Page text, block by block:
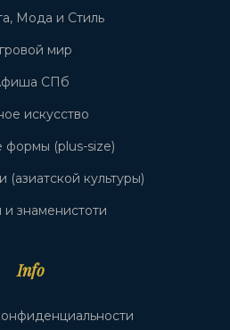
Мода и Стиль
мир
СПб
искусство
(plus-size)
(азиатской культуры)
и знаменистоти
Info